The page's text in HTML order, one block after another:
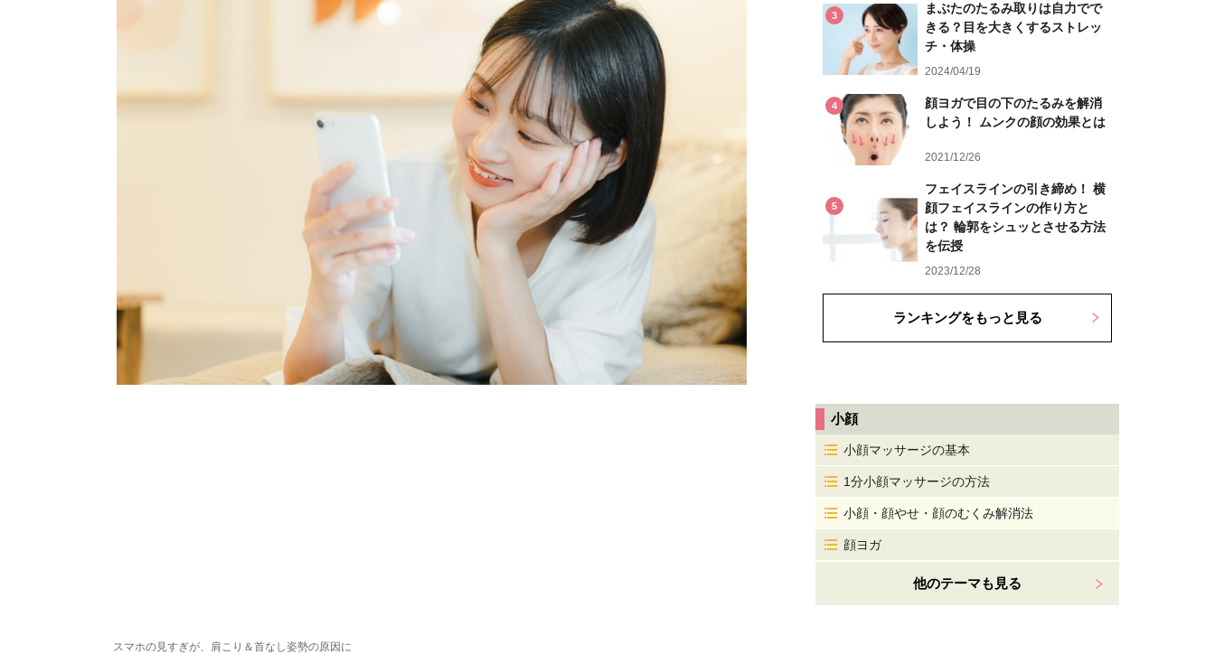
スマホの見すぎが、肩こり＆首なし姿勢の原因に
3
まぶたのたるみ取りは自力でで
きる？目を大きくするストレッ
チ・体操
2024/04/19
4
顔ヨガで目の下のたるみを解消
しよう！ ムンクの顔の効果とは
2021/12/26
5
フェイスラインの引き締め！ 横
顔フェイスラインの作り方と
は？ 輪郭をシュッとさせる方法
を伝授
2023/12/28
ランキングをもっと見る
小顔
小顔マッサージの基本
1分小顔マッサージの方法
小顔・顔やせ・顔のむくみ解消法
顔ヨガ
他のテーマも見る